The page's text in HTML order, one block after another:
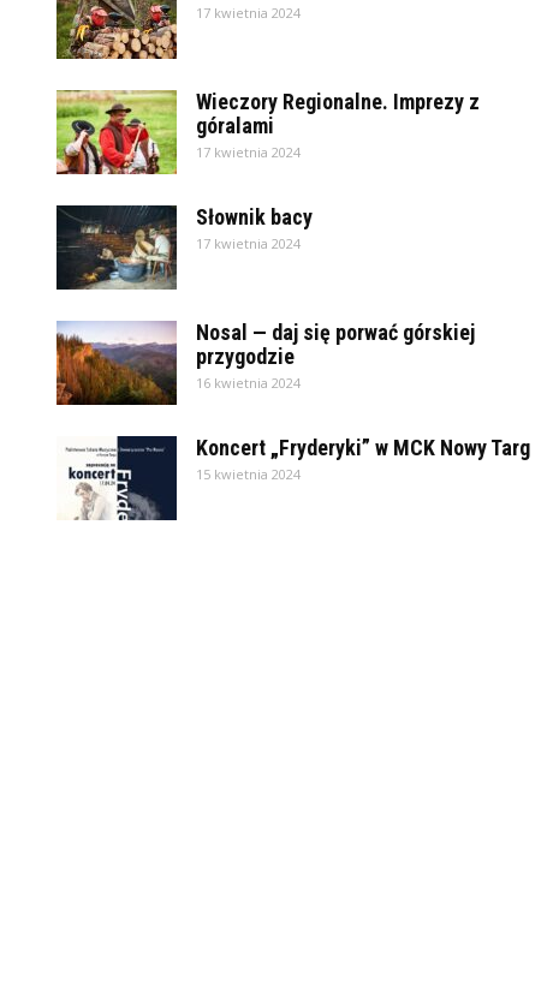
17 kwietnia 2024
Wieczory Regionalne. Imprezy z
góralami
17 kwietnia 2024
Słownik bacy
17 kwietnia 2024
Nosal — daj się porwać górskiej
przygodzie
16 kwietnia 2024
Koncert „Fryderyki” w MCK Nowy Targ
15 kwietnia 2024